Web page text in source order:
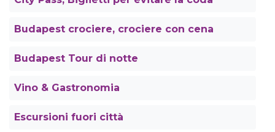
Budapest crociere, crociere con cena
Budapest Tour di notte
Vino & Gastronomia
Escursioni fuori città